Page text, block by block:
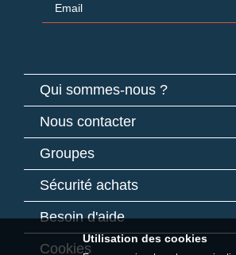
Email
Qui sommes-nous ?
Nous contacter
Groupes
Sécurité achats
Besoin d'aide
Cookies
Utilisation des cookies